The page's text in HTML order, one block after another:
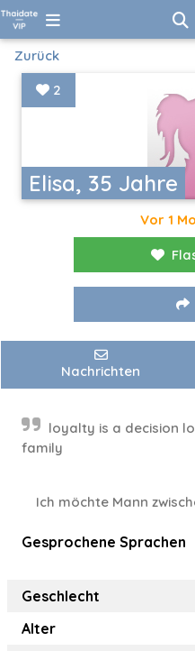
Zurück
Elisa, 35 Jahre
2
Vor 1
Nachrichten
loyalty is a decision
family
Ich möchte Mann
Gesprochene Sprachen
Geschlecht
Alter